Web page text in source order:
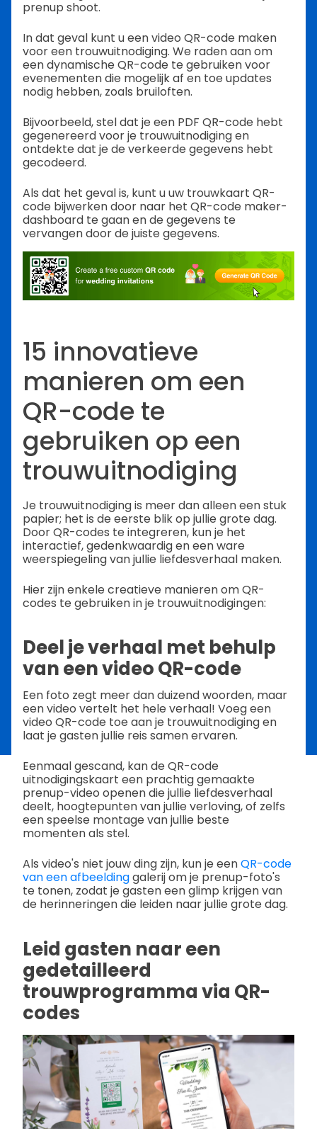
prenup shoot.
In dat geval kunt u een video QR-code maken
voor een trouwuitnodiging. We raden aan om
een dynamische QR-code te gebruiken voor
evenementen die mogelijk af en toe updates
nodig hebben, zoals bruiloften.
Bijvoorbeeld, stel dat je een PDF QR-code hebt
gegenereerd voor je trouwuitnodiging en
ontdekte dat je de verkeerde gegevens hebt
gecodeerd.
Als dat het geval is, kunt u uw trouwkaart QR-
code bijwerken door naar het QR-code maker-
dashboard te gaan en de gegevens te
vervangen door de juiste gegevens.
15 innovatieve
manieren om een
QR-code te
gebruiken op een
trouwuitnodiging
Je trouwuitnodiging is meer dan alleen een stuk
papier; het is de eerste blik op jullie grote dag.
Door QR-codes te integreren, kun je het
interactief, gedenkwaardig en een ware
weerspiegeling van jullie liefdesverhaal maken.
Hier zijn enkele creatieve manieren om QR-
codes te gebruiken in je trouwuitnodigingen:
Deel je verhaal met behulp
van een video QR-code
Een foto zegt meer dan duizend woorden, maar
een video vertelt het hele verhaal! Voeg een
video QR-code toe aan je trouwuitnodiging en
laat je gasten jullie reis samen ervaren.
Eenmaal gescand, kan de QR-code
uitnodigingskaart een prachtig gemaakte
prenup-video openen die jullie liefdesverhaal
deelt, hoogtepunten van jullie verloving, of zelfs
een speelse montage van jullie beste
momenten als stel.
Als video's niet jouw ding zijn, kun je eenQR-code
van een afbeeldinggalerij om je prenup-foto's
te tonen, zodat je gasten een glimp krijgen van
de herinneringen die leiden naar jullie grote dag.
Leid gasten naar een
gedetailleerd
trouwprogramma via QR-
codes